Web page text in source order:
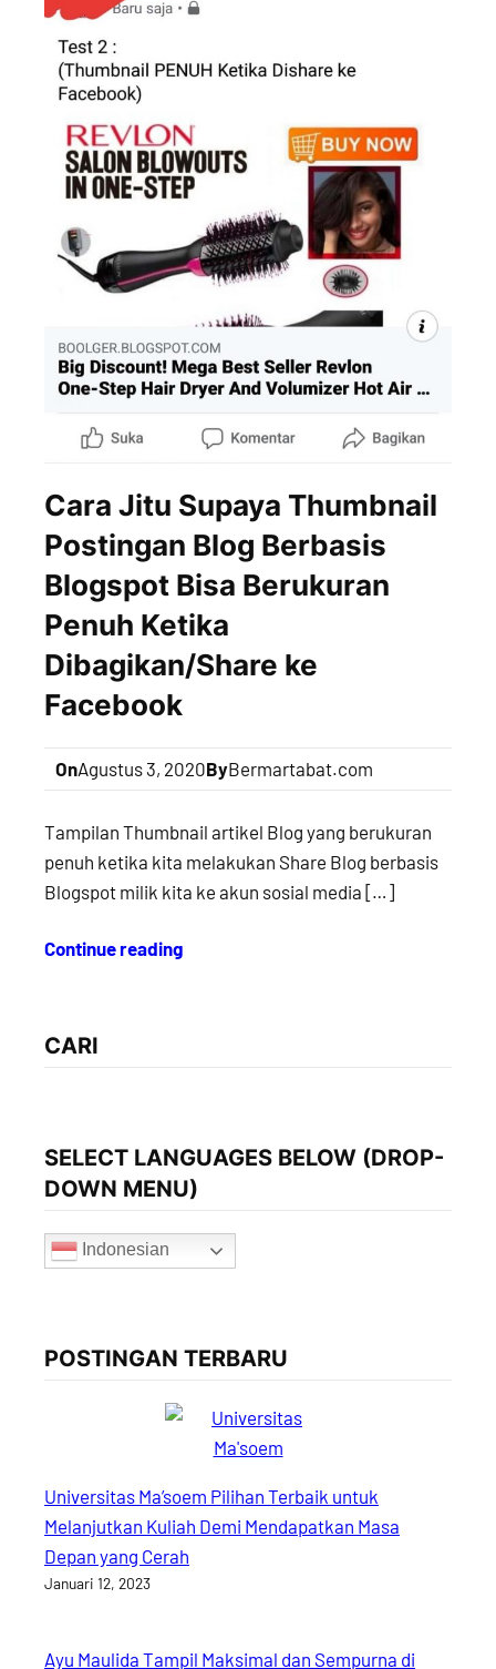
Cara Jitu Supaya Thumbnail
Postingan Blog Berbasis
Blogspot Bisa Berukuran
Penuh Ketika
Dibagikan/Share ke
Facebook
OnAgustus 3, 2020ByBermartabat.com
Tampilan Thumbnail artikel Blog yang berukuran
penuh ketika kita melakukan Share Blog berbasis
Blogspot milik kita ke akun sosial media […]
Continue reading
CARI
SELECT LANGUAGES BELOW (DROP-
DOWN MENU)
Indonesian
POSTINGAN TERBARU
Universitas Ma’soem Pilihan Terbaik untuk
Melanjutkan Kuliah Demi Mendapatkan Masa
Depan yang Cerah
Januari 12, 2023
Ayu Maulida Tampil Maksimal dan Sempurna di